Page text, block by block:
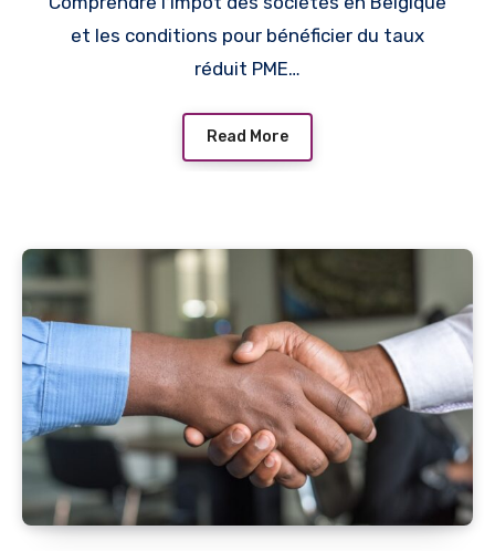
et les conditions pour bénéficier du taux
réduit PME…
Read More